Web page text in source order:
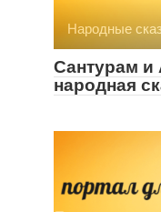
Народные
Сантурам и
народная